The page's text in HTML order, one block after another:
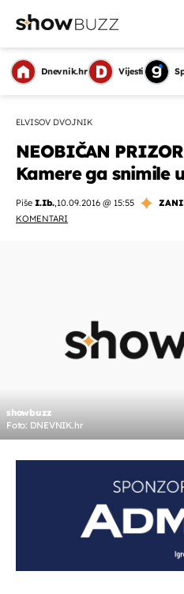
Dnevnik.hr Vijesti
ELVISOV DVOJNIK
NEOBIČAN
Kamere ga snimile
Piše I.Ib.,10.09.2016 @ 15:55
KOMENTARI
showbuzz
Foto: DNEVNIK.hr